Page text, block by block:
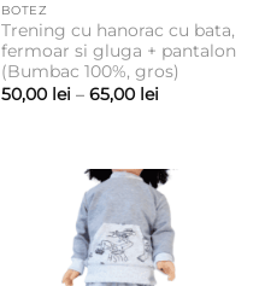
BOTEZ
Trening cu hanorac cu bata,
fermoar si gluga + pantalon
(Bumbac 100%, gros)
50,00 lei – 65,00 leiInterval
la
65,00 lei